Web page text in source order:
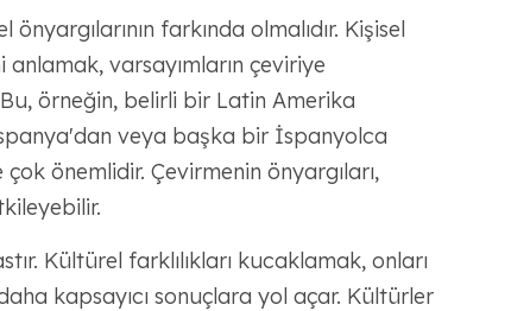
farkında olmalıdır. Kişisel
varsayımların çeviriye
Bu, örneğin, belirli bir Latin Amerika
veya başka bir İspanyolca
önemlidir. Çevirmenin önyargıları,
Kültürel farklılıkları kucaklamak, onları
kapsayıcı sonuçlara yol açar. Kültürler